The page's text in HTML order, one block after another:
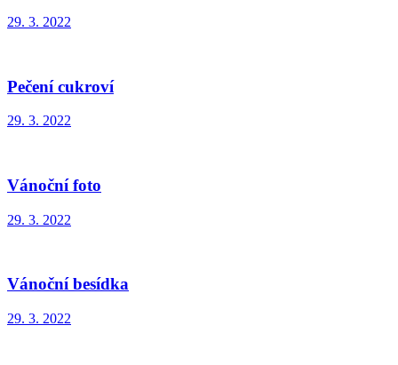
29. 3. 2022
Pečení cukroví
29. 3. 2022
Vánoční foto
29. 3. 2022
Vánoční besídka
29. 3. 2022